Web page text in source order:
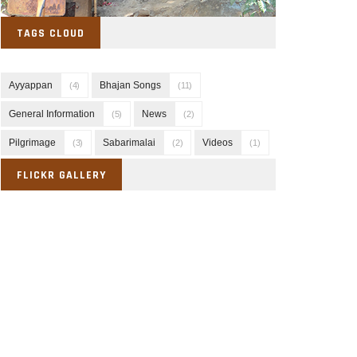
TAGS CLOUD
Ayyappan (4) Bhajan Songs (11)
General Information (5) News (2)
Pilgrimage (3) Sabarimalai (2) Videos (1)
FLICKR GALLERY